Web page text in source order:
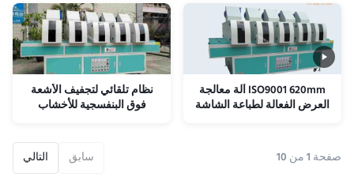
ISO9001 620mm آلة معالجة
العرض الفعالة لطباعة الشاشة
نظام تلقائي لتجفيف الأشعة
فوق البنفسجية للأخشاب
بها بواسطة PLC ويمكن
تخصيصها صفحة 1 من 10 سابق التالي